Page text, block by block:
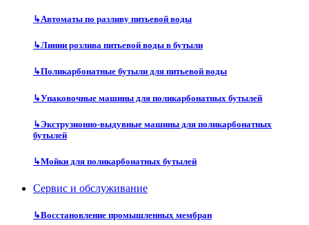
↳Автоматы по разливу питьевой воды
↳Линии розлива питьевой воды в бутыли
↳Поликарбонатные бутыли для питьевой воды
↳Упаковочные машины для поликарбонатных бутылей
↳Экструзионно-выдувные машины для поликарбонатных
бутылей
↳Мойки для поликарбонатных бутылей
Сервис и обслуживание
↳Восстановление промышленных мембран